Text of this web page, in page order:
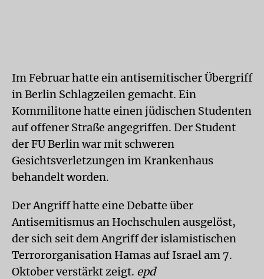
Im Februar hatte ein antisemitischer Übergriff
in Berlin Schlagzeilen gemacht. Ein
Kommilitone hatte einen jüdischen Studenten
auf offener Straße angegriffen. Der Student
der FU Berlin war mit schweren
Gesichtsverletzungen im Krankenhaus
behandelt worden.
Der Angriff hatte eine Debatte über
Antisemitismus an Hochschulen ausgelöst,
der sich seit dem Angriff der islamistischen
Terrororganisation Hamas auf Israel am 7.
Oktober verstärkt zeigt. epd